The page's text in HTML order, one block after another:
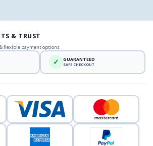
& TRUST
flexible payment options
✓ GUARANTEED
SAFE CHECKOUT